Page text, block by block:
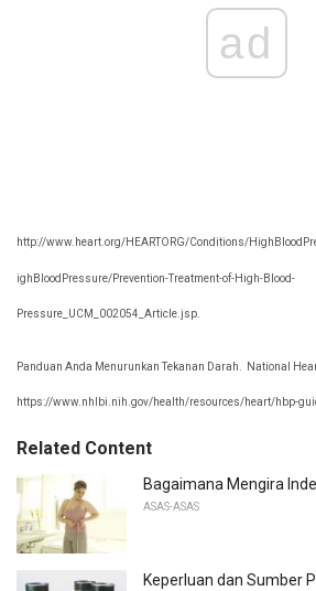
ad
http://www.heart.org/HEARTORG/Conditions/
ighBloodPressure/Prevention-Treatment-of-High-Blood-
Pressure_UCM_002054_Article.jsp.
Panduan Anda Menurunkan Tekanan Darah. National
https://www.nhlbi.nih.gov/health/resources/heart/hbp-
Related Content
Bagaimana Mengira
ASAS-ASAS
Keperluan dan Sumber